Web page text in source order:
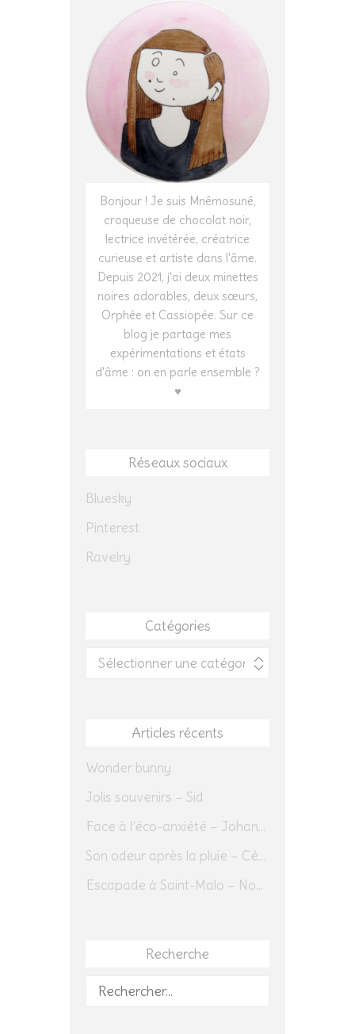
Bonjour ! Je suis Mnêmosunê,
croqueuse de chocolat noir,
lectrice invétérée, créatrice
curieuse et artiste dans l'âme.
Depuis 2021, j'ai deux minettes
noires adorables, deux sœurs,
Orphée et Cassiopée. Sur ce
blog je partage mes
expérimentations et états
d'âme : on en parle ensemble ?
♥
Réseaux sociaux
Bluesky
Pinterest
Ravelry
Catégories
Catégories
Articles récents
Wonder bunny
Jolis souvenirs – Sid
Face à l’éco-anxiété – Johannes Herrmann
Son odeur après la pluie – Cédric Sapin-Defour
Escapade à Saint-Malo – Novembre 2025 – Jour 1
Recherche
Rechercher :